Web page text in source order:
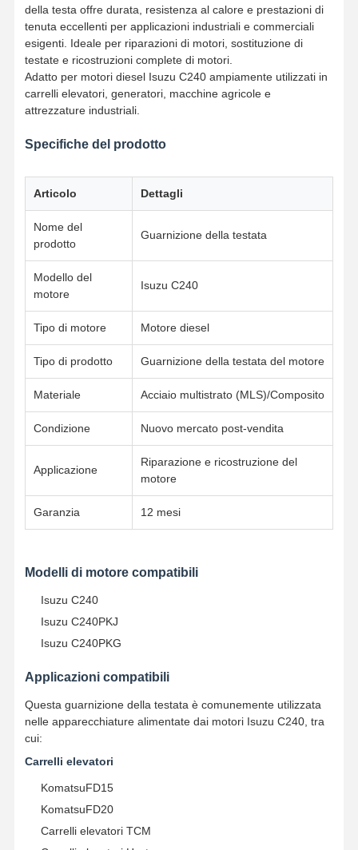
Casa Prodotti Chi Siamo Fatory Tour
Parti del motore di escavatore Komatsu
Escavatore Engine Parts di MITSUBISHI
Parti del motore Cummins
Parti di motori YANMAR
DOOSAN Parti di motori per escavatori
Isuzu Excavator Engine Parts
della testa offre durata, resistenza al calore e prestazioni di
tenuta eccellenti per applicazioni industriali e commerciali
esigenti. Ideale per riparazioni di motori, sostituzione di
testate e ricostruzioni complete di motori.
Adatto per motori diesel Isuzu C240 ​​ampiamente utilizzati in
carrelli elevatori, generatori, macchine agricole e
attrezzature industriali.
Specifiche del prodotto
Articolo Dettagli
Nome del
prodotto
Guarnizione della testata
Modello del
motore
Isuzu C240
Tipo di motore Motore diesel
Tipo di prodotto Guarnizione della testata del motore
Materiale Acciaio multistrato (MLS)/Composito
Condizione Nuovo mercato post-vendita
Applicazione
Riparazione e ricostruzione del
motore
Garanzia 12 mesi
Modelli di motore compatibili
Isuzu C240
Isuzu C240PKJ
Isuzu C240PKG
Applicazioni compatibili
Questa guarnizione della testata è comunemente utilizzata
nelle apparecchiature alimentate dai motori Isuzu C240, tra
cui:
Carrelli elevatori
KomatsuFD15
KomatsuFD20
Carrelli elevatori TCM